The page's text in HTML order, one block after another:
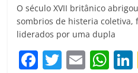
O século XVII britânico
sombrios de histeria coletiva,
liderados por uma dupla
F T E W